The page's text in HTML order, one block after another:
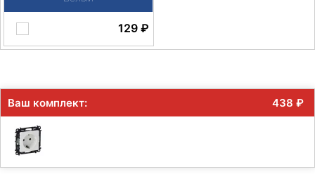
129₽
Ваш комплект: 438₽